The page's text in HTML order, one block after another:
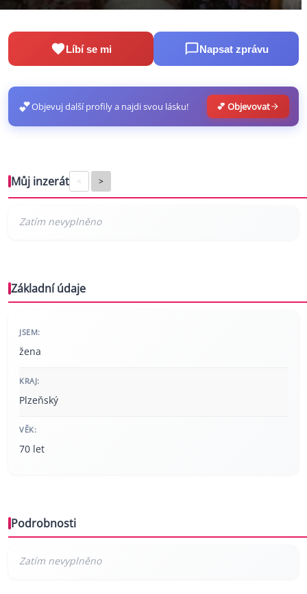
Líbí se mi Napsat zprávu
💕Objevuj další profily a najdi svou lásku! 💕 Objevovat
Můj inzerát < >
Základní údaje
JSEM:
žena
KRAJ:
Plzeňský
VĚK:
70 let
Podrobnosti